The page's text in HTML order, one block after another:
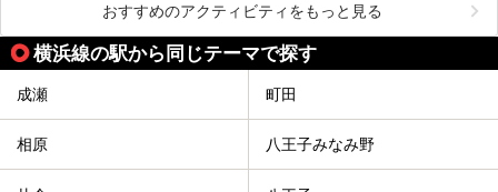
おすすめのアクティビティをもっと見る
横浜線の駅から同じテーマで探す
成瀬 町田
相原 八王子みなみ野